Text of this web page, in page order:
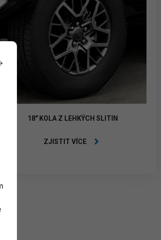
18" KOLA Z LEHKÝCH SLITIN
ZJISTIT VÍCE